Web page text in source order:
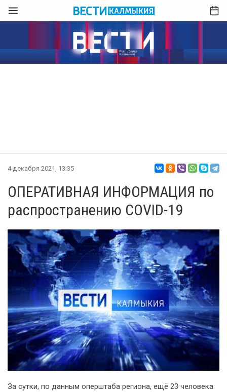
4 декабря 2021, 13:35
ОПЕРАТИВНАЯ ИНФОРМАЦИЯ по
распространению COVID-19
За сутки, по данным оперштаба региона, ещё 23 человека